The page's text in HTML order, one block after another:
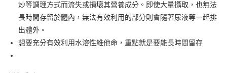
Google Pay
運送方式
7-11取貨付款［需3-5個工作天不含預購商品］
炒等調理方式而流失或損壞其營養成分。即使大量攝取，也無法
長時間存留於體內，無法有效利用的部分則會隨著尿液等一起排
出體外。
想要充分有效利用水溶性維他命，重點就是要能長時間留存